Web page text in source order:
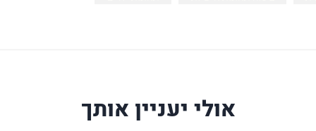
אולי יעניין אותך